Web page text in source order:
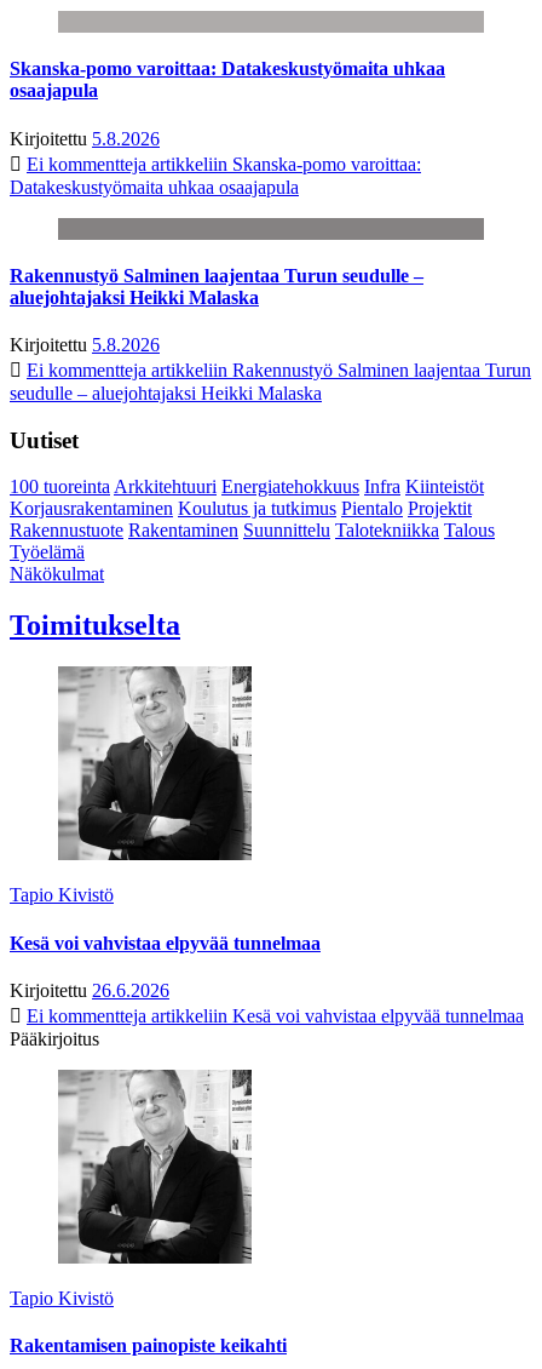
Skanska-pomo varoittaa: Datakeskustyömaita uhkaa
osaajapula
Kirjoitettu 5.8.2026
Ei kommentteja artikkeliin Skanska-pomo varoittaa:
Datakeskustyömaita uhkaa osaajapula
Rakennustyö Salminen laajentaa Turun seudulle –
aluejohtajaksi Heikki Malaska
Kirjoitettu 5.8.2026
Ei kommentteja artikkeliin Rakennustyö Salminen laajentaa Turun
seudulle – aluejohtajaksi Heikki Malaska
Uutiset
100 tuoreintaArkkitehtuuri Energiatehokkuus Infra Kiinteistöt
Korjausrakentaminen Koulutus ja tutkimus Pientalo Projektit
Rakennustuote Rakentaminen Suunnittelu Talotekniikka Talous
Työelämä
Näkökulmat
Toimitukselta
Tapio Kivistö
Kesä voi vahvistaa elpyvää tunnelmaa
Kirjoitettu 26.6.2026
Ei kommentteja artikkeliin Kesä voi vahvistaa elpyvää tunnelmaa
Pääkirjoitus
Tapio Kivistö
Rakentamisen painopiste keikahti